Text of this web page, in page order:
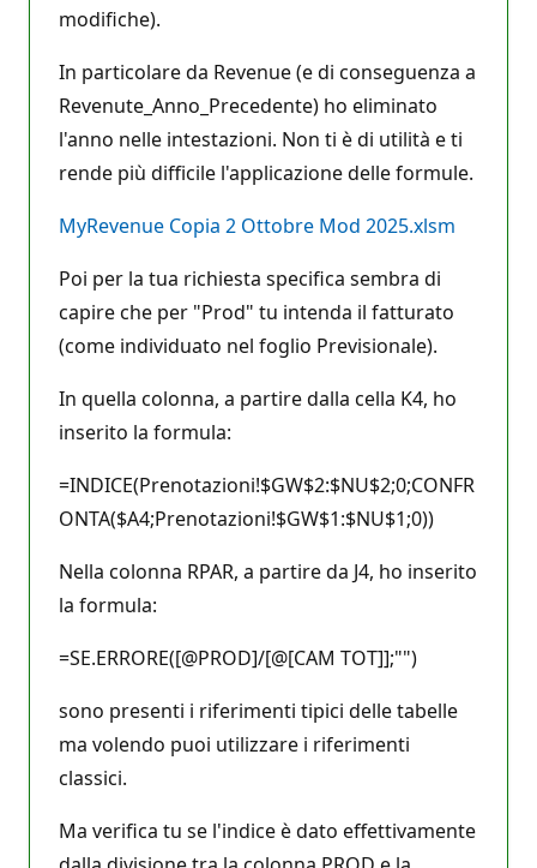
modifiche).
In particolare da Revenue (e di conseguenza a
Revenute_Anno_Precedente) ho eliminato
l'anno nelle intestazioni. Non ti è di utilità e ti
rende più difficile l'applicazione delle formule.
MyRevenue Copia 2 Ottobre Mod 2025.xlsm
Poi per la tua richiesta specifica sembra di
capire che per "Prod" tu intenda il fatturato
(come individuato nel foglio Previsionale).
In quella colonna, a partire dalla cella K4, ho
inserito la formula:
=INDICE(Prenotazioni!$GW$2:$NU$2;0;CONFR
ONTA($A4;Prenotazioni!$GW$1:$NU$1;0))
Nella colonna RPAR, a partire da J4, ho inserito
la formula:
=SE.ERRORE([@PROD]/[@[CAM TOT]];"")
sono presenti i riferimenti tipici delle tabelle
ma volendo puoi utilizzare i riferimenti
classici.
Ma verifica tu se l'indice è dato effettivamente